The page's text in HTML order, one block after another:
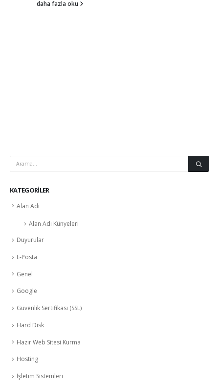
daha fazla oku
KATEGORILER
Alan Adı
Alan Adı Künyeleri
Duyurular
E-Posta
Genel
Google
Güvenlik Sertifikası (SSL)
Hard Disk
Hazır Web Sitesi Kurma
Hosting
İşletim Sistemleri